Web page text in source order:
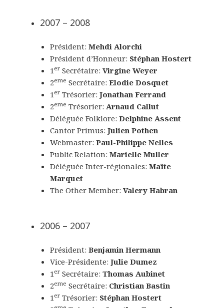
2007 – 2008
Président: Mehdi Alorchi
Président d’Honneur: Stéphan Hostert
1erSecrétaire: Virgine Weyer
2eme Secrétaire: Elodie Dosquet
1erTrésorier: Jonathan Ferrand
2eme Trésorier: Arnaud Callut
Déléguée Folklore: Delphine Assent
Cantor Primus: Julien Pothen
Webmaster: Paul-Philippe Nelles
Public Relation: Marielle Muller
Déléguée Inter-régionales: Maïte
Marquet
The Other Member: Valery Habran
2006 – 2007
Président: Benjamin Hermann
Vice-Présidente: Julie Dumez
1erSecrétaire: Thomas Aubinet
2eme Secrétaire: Christian Bastin
1erTrésorier: Stéphan Hostert